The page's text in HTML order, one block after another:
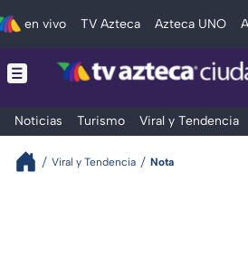
en vivo TV Azteca Azteca UNO
Noticias Turismo Viral y Tendencia
Viral y Tendencia Nota